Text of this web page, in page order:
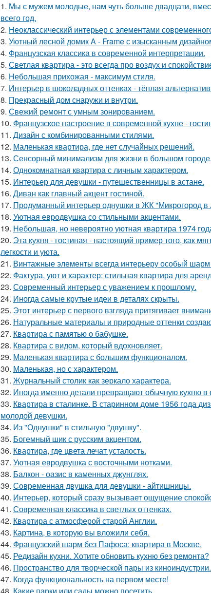
1. Мы с мужем молодые, нам чуть больше двадцати,
всего год.
2. Неоклассический интерьер с элементами
3. Уютный лесной домик A - Frame с изысканным
4. Французская классика в современной интерпретации.
5. Светлая квартира - это всегда про воздух и
6. Небольшая прихожая - максимум стиля.
7. Интерьер в шоколадных оттенках - тёплая
8. Прекрасный дом снаружи и внутри.
9. Свежий ремонт с умным зонированием.
10. Французское настроение в современной кухне -
11. Дизайн с комбинированными стилями.
12. Маленькая квартира, где нет случайных решений.
13. Сенсорный минимализм для жизни в большом городе.
14. Однокомнатная квартира с личным характером.
15. Интерьер для девушки - путешественницы в астане.
16. Диван как главный акцент гостиной.
17. Продуманный интерьер однушки в ЖК "Микрогород в
18. Уютная евродвушка со стильными акцентами.
19. Небольшая, но невероятно уютная квартира 1974
20. Эта кухня - гостиная - настоящий пример того, как
легкости и уюта.
21. Винтажные элементы всегда интерьеру особый
22. Фактура, уют и характер: стильная квартира для
23. Современный интерьер с уважением к прошлому.
24. Иногда самые крутые идеи в деталях скрыты.
25. Этот интерьер с первого взгляда притягивает
26. Натуральные материалы и природные оттенки
27. Квартира с памятью о бабушке.
28. Квартира с видом, который вдохновляет.
29. Маленькая квартира с большим функционалом.
30. Маленькая, но с характером.
31. Журнальный столик как зеркало характера.
32. Иногда именно детали превращают обычную кухню в
33. Квартира в сталинке. В старинном доме 1956 года
молодой девушки.
34. Из "Однушки" в стильную "двушку".
35. Богемный шик с русским акцентом.
36. Квартира, где цвета лечат усталость.
37. Уютная евродвушка с восточными нотками.
38. Балкон - оазис в каменных джунглях.
39. Современная двушка для девушки - айтишницы.
40. Интерьер, который сразу вызывает ощущение
41. Современная классика в светлых оттенках.
42. Квартира с атмосферой старой Англии.
43. Картина, в которую вы вложили себя.
44. Французский шарм без Пафоса: квартира в Москве.
45. Редизайн кухни. Хотите обновить кухню без ремонта?
46. Пространство для творческой пары из киноиндустрии.
47. Когда функциональность на первом месте!